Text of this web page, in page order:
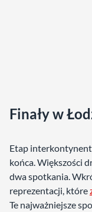
Finały w
Etap
końca. Większości
dwa spotkania.
reprezentacji, które
Te najważniejsze